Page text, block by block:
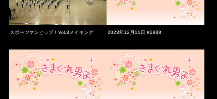
スポーツマンヒップ！Vol.3メイキング 2023年12月11日 #2988